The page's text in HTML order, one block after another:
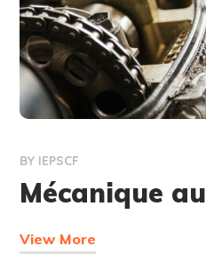
BY IEPSCF
Mécanique
View More